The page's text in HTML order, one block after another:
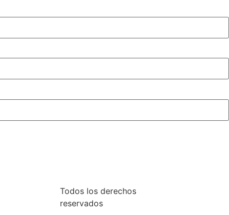
Todos los derechos
reservados